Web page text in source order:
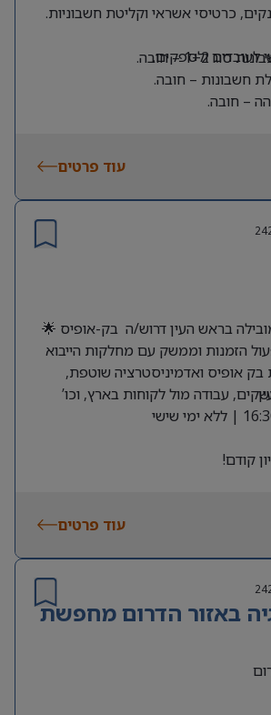
כרטיסי אשראי וקליטת חשבוניות.
לעובדים ולספקים.
1+2 – חובה.
חשבונות – חובה.
– חובה.
עוד פרטים
בראש העין דרוש/ה בק-אופיס 🌟
הזמנות וממשק עם מחלקות הייבוא
בק אופיס ואדמיניסטרציה שוטפת,
עבודה מול לקוחות בארץ, וכו’
קודם!
עוד פרטים
באזור הדרום מחפשת